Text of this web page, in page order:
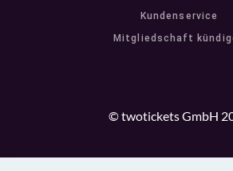
Kundenservice
Mitgliedschaft
© twotickets GmbH